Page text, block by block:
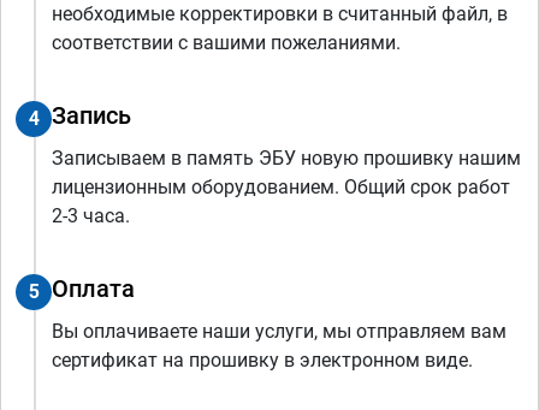
необходимые корректировки в считанный файл, в
соответствии с вашими пожеланиями.
4 Запись
Записываем в память ЭБУ новую прошивку нашим
лицензионным оборудованием. Общий срок работ
2-3 часа.
5 Оплата
Вы оплачиваете наши услуги, мы отправляем вам
сертификат на прошивку в электронном виде.